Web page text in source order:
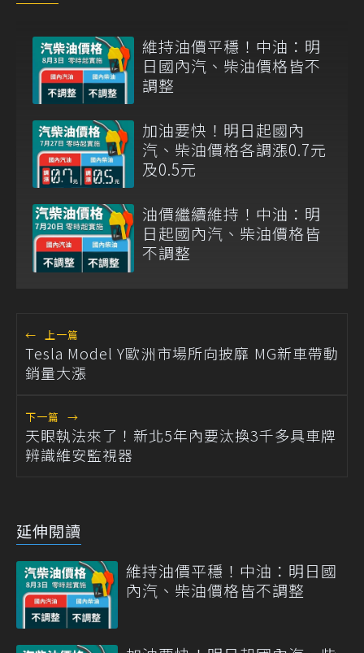
維持油價平穩！中油：明
日國內汽、柴油價格皆不
調整
加油要快！明日起國內
汽、柴油價格各調漲0.7元
及0.5元
油價繼續維持！中油：明
日起國內汽、柴油價格皆
不調整
← 上一篇
Tesla Model Y歐洲市場所向披靡 MG新車帶動
銷量大漲
下一篇 →
天眼執法來了！新北5年內要汰換3千多具車牌
辨識維安監視器
延伸閱讀
維持油價平穩！中油：明日國
內汽、柴油價格皆不調整